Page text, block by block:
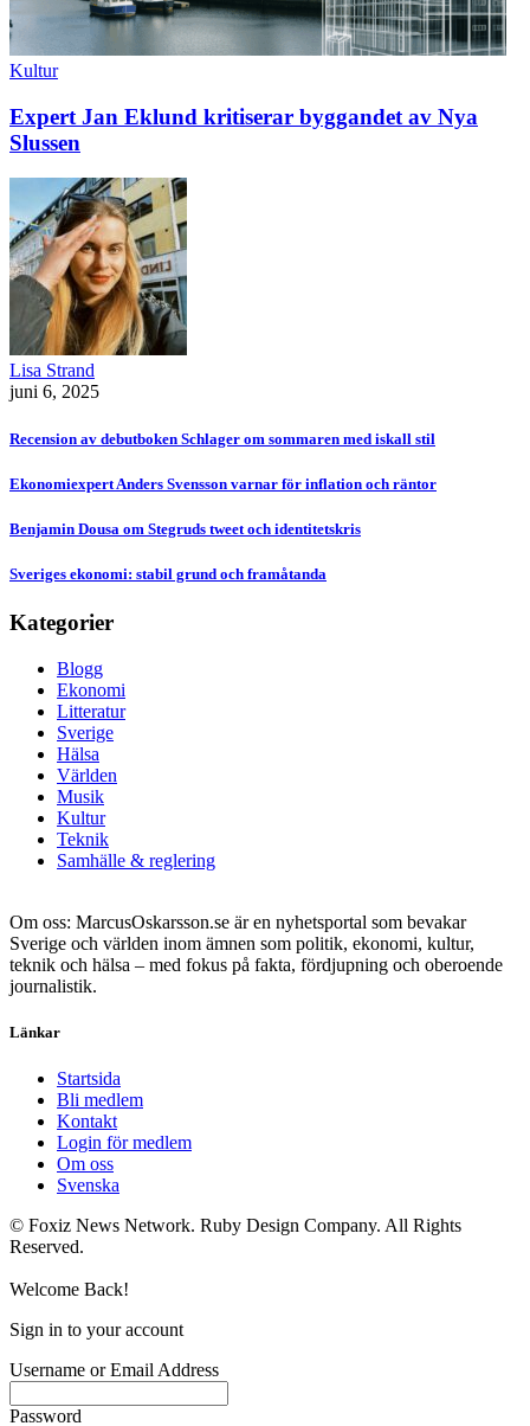
Kultur
Expert Jan Eklund kritiserar byggandet av Nya
Slussen
Lisa Strand
juni 6, 2025
Recension av debutboken Schlager om sommaren med iskall stil
Ekonomiexpert Anders Svensson varnar för inflation och räntor
Benjamin Dousa om Stegruds tweet och identitetskris
Sveriges ekonomi: stabil grund och framåtanda
Kategorier
Blogg
Ekonomi
Litteratur
Sverige
Hälsa
Världen
Musik
Kultur
Teknik
Samhälle & reglering
Om oss: MarcusOskarsson.se är en nyhetsportal som bevakar
Sverige och världen inom ämnen som politik, ekonomi, kultur,
teknik och hälsa – med fokus på fakta, fördjupning och oberoende
journalistik.
Länkar
Startsida
Bli medlem
Kontakt
Login för medlem
Om oss
Svenska
© Foxiz News Network. Ruby Design Company. All Rights
Reserved.
Welcome Back!
Sign in to your account
Username or Email Address
Password